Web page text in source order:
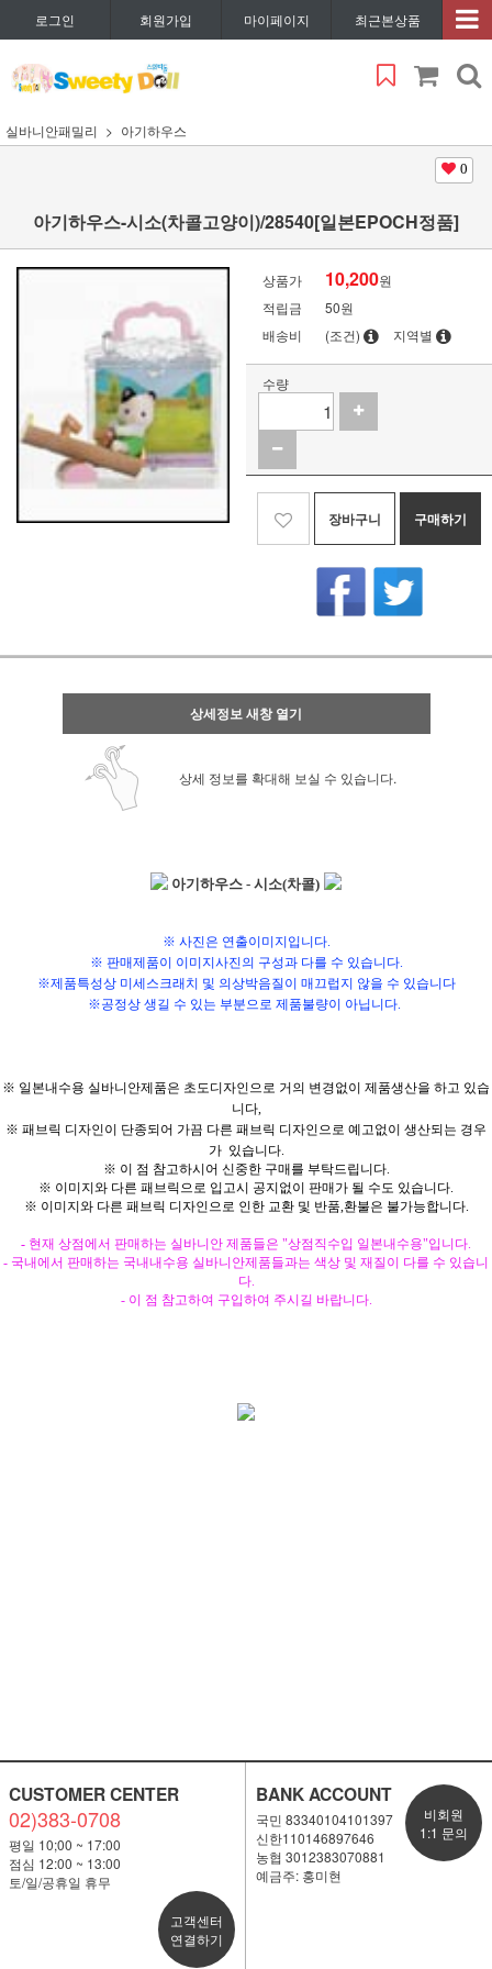
로그인 회원가입 마이페이지 최근본상품
실바니안패밀리 아기하우스
0
아기하우스-시소(차콜고양이)/28540[일본EPOCH정품]
상품가 10,200원
적립금
50원
배송비
(조건) 지역별
수량
장바구니 구매하기
상세정보 새창 열기
상세 정보를 확대해 보실 수 있습니다.
아기하우스 - 시소(차콜)
※ 사진은 연출이미지입니다.
※ 판매제품이 이미지사진의 구성과 다를 수 있습니다.
※제품특성상 미세스크래치 및 의상박음질이 매끄럽지 않을 수 있습니다
※공정상 생길 수 있는 부분으로 제품불량이 아닙니다.
※ 일본내수용 실바니안제품은 초도디자인으로 거의 변경없이 제품생산을 하고 있습
니다,
※ 패브릭 디자인이 단종되어 가끔 다른 패브릭 디자인으로 예고없이 생산되는 경우
가 있습니다.
※ 이 점 참고하시어 신중한 구매를 부탁드립니다.
※ 이미지와 다른 패브릭으로 입고시 공지없이 판매가 될 수도 있습니다.
※ 이미지와 다른 패브릭 디자인으로 인한 교환 및 반품,환불은 불가능합니다.
- 현재 상점에서 판매하는 실바니안 제품들은 "상점직수입 일본내수용"입니다.
- 국내에서 판매하는 국내내수용 실바니안제품들과는 색상 및 재질이 다를 수 있습니
다.
- 이 점 참고하여 구입하여 주시길 바랍니다.
CUSTOMER CENTER
02)383-0708
평일 10;00 ~ 17:00
점심 12:00 ~ 13:00
토/일/공휴일 휴무
고객센터
연결하기
BANK ACCOUNT
국민 83340104101397
신한110146897646
농협 3012383070881
예금주: 홍미현
비회원
1:1 문의